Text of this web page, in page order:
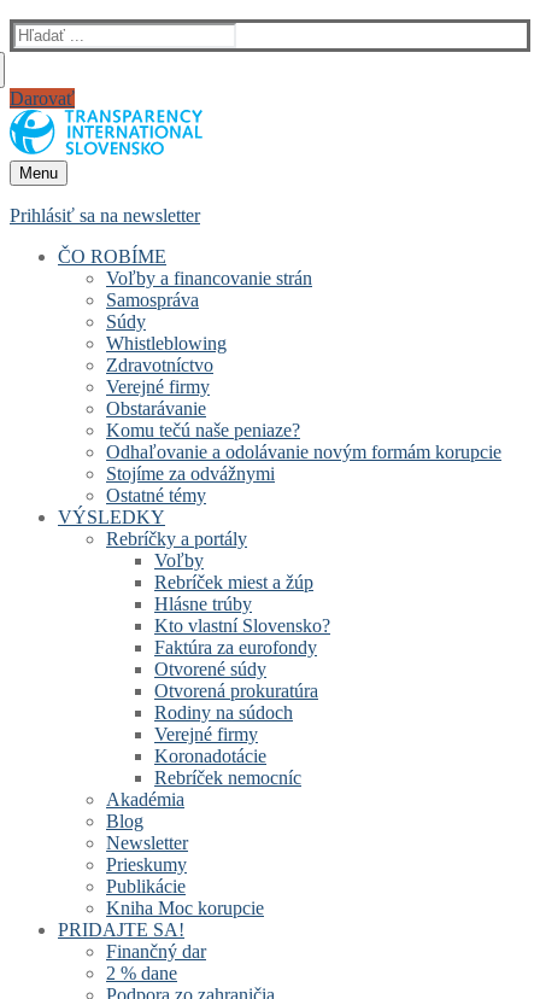
Hľadať:
Darovať
Menu
Prihlásiť sa na newsletter
ČO ROBÍME
Voľby a financovanie strán
Samospráva
Súdy
Whistleblowing
Zdravotníctvo
Verejné firmy
Obstarávanie
Komu tečú naše peniaze?
Odhaľovanie a odolávanie novým formám korupcie
Stojíme za odvážnymi
Ostatné témy
VÝSLEDKY
Rebríčky a portály
Voľby
Rebríček miest a žúp
Hlásne trúby
Kto vlastní Slovensko?
Faktúra za eurofondy
Otvorené súdy
Otvorená prokuratúra
Rodiny na súdoch
Verejné firmy
Koronadotácie
Rebríček nemocníc
Akadémia
Blog
Newsletter
Prieskumy
Publikácie
Kniha Moc korupcie
PRIDAJTE SA!
Finančný dar
2 % dane
Podpora zo zahraničia